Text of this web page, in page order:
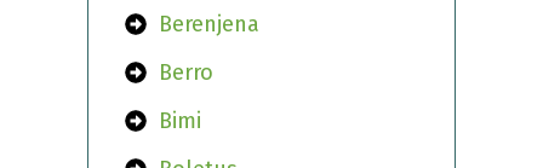
Berenjena
Berro
Bimi